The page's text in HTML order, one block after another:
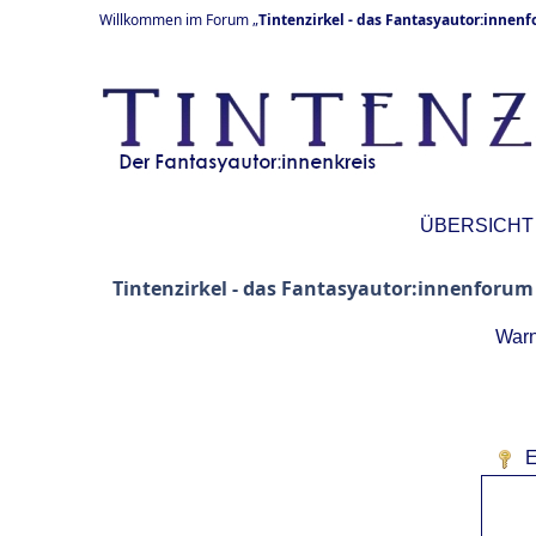
Willkommen im Forum „Tintenzirkel - das
ÜBERSICHT
Tintenzirkel - das Fantasyautor:innenforum